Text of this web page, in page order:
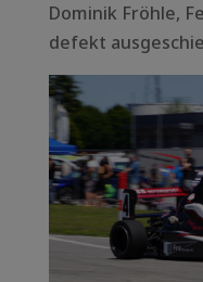
Dominik Fröhle,
defekt